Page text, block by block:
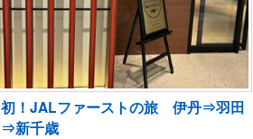
初！JALファーストの旅 伊丹⇒羽田
⇒新千歳